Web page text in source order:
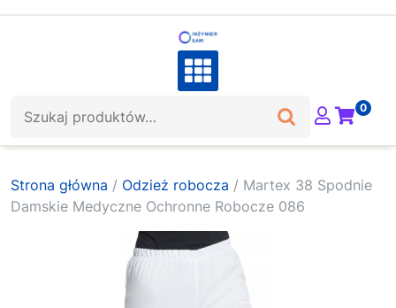
0
Strona główna / Odzież robocza / Martex 38 Spodnie
Damskie Medyczne Ochronne Robocze 086